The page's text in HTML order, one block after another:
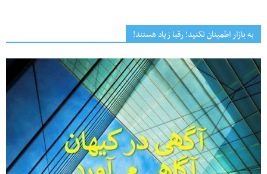
به بازار اطمینان نکنید؛ رقبا زیاد هستند!